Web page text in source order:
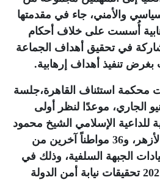
والأمني، جاء في مقدمتها
أُسست على خلاف أحكام
في تحقيق أهداف الجماعة
بغرض تنفيذ أهداف إرهابية.
استئناف القاهرة،جلسة
الجاري، موعدًا لنظر أولى
للداعية الإسلامي الشيخ محمود
شعبان، الأستاذ بجامعة الأزهر، و36 مواطناً آخرين من
الجبهة السلفية، وذلك في
القضية رقم 595 لسنة 2021 تحقيقات نيابة أمن الدولة